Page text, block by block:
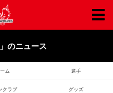
のニュース
ム 選手
クラブ グッズ